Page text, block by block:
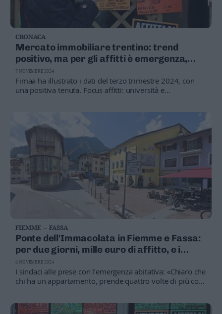
CRONACA
Mercato immobiliare trentino: trend
positivo, ma per gli affitti è emergenza,
prezzi alle stelle e poca offerta
Fimaa ha illustrato i dati del terzo trimestre 2024, con
una positiva tenuta. Focus affitti: università e
7 NOVEMBRE 2024
FIEMME – FASSA
Ponte dell'Immacolata in Fiemme e Fassa:
per due giorni, mille euro di affitto, e i
lavoratori non trovano alloggi
I sindaci alle prese con l’emergenza abitativa: «Chiaro che
chi ha un appartamento, prende quattro volte di più con
6 NOVEMBRE 2024